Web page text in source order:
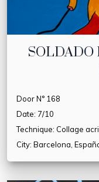
SOLDADO
Door N° 168
Date: 7/10
Technique: Collage
City: Barcelona,